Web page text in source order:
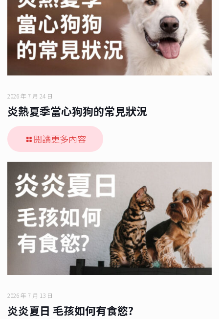
2026 年 7 月 24 日
炎熱夏季當心狗狗的常見狀況
閱讀更多內容
2026 年 7 月 13 日
炎炎夏日 毛孩如何有食慾?